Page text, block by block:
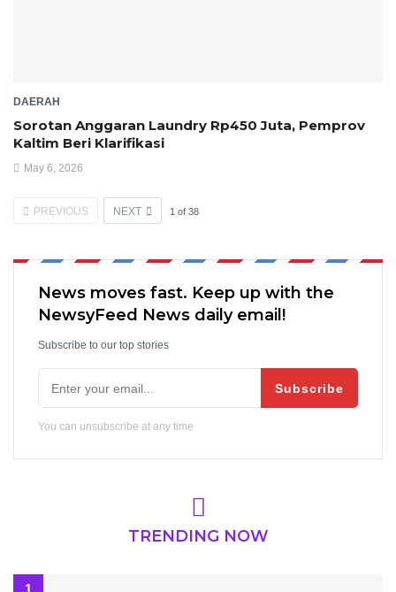
DAERAH
Sorotan Anggaran Laundry Rp450 Juta, Pemprov
Kaltim Beri Klarifikasi
May 6, 2026
PREVIOUS NEXT 1 of 38
News moves fast. Keep up with the
NewsyFeed News daily email!
Subscribe to our top stories
Subscribe
You can unsubscribe at any time
TRENDING NOW